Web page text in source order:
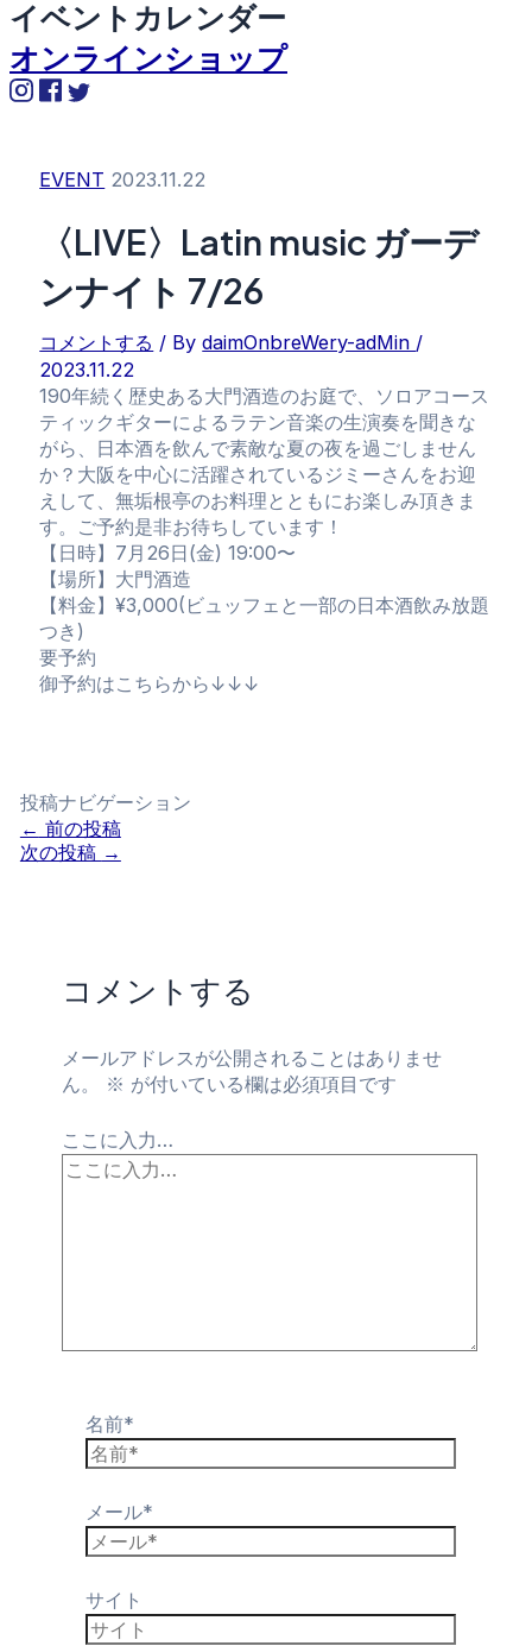
イベントカレンダー
オンラインショップ
EVENT 2023.11.22
〈LIVE〉Latin music ガーデ
ンナイト 7/26
コメントする / BydaimOnbreWery-adMin /
2023.11.22
190年続く歴史ある大門酒造のお庭で、ソロアコース
ティックギターによるラテン音楽の生演奏を聞きな
がら、日本酒を飲んで素敵な夏の夜を過ごしません
か？大阪を中心に活躍されているジミーさんをお迎
えして、無垢根亭のお料理とともにお楽しみ頂きま
す。ご予約是非お待ちしています！
【日時】7月26日(金) 19:00〜
【場所】大門酒造
【料金】¥3,000(ビュッフェと一部の日本酒飲み放題
つき)
要予約
御予約はこちらから↓↓↓
投稿ナビゲーション
← 前の投稿
次の投稿 →
コメントする
メールアドレスが公開されることはありませ
ん。
※ が付いている欄は必須項目です
ここに入力…
名前*
メール*
サイト